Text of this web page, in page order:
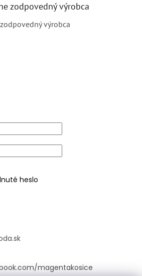
zodpovedný výrobca
výrobca
heslo
magentakosice